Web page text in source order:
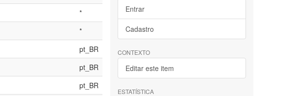
*
*
pt_BR
pt_BR
pt_BR
Entrar
Cadastro
CONTEXTO
Editar este item
ESTATÍSTICA